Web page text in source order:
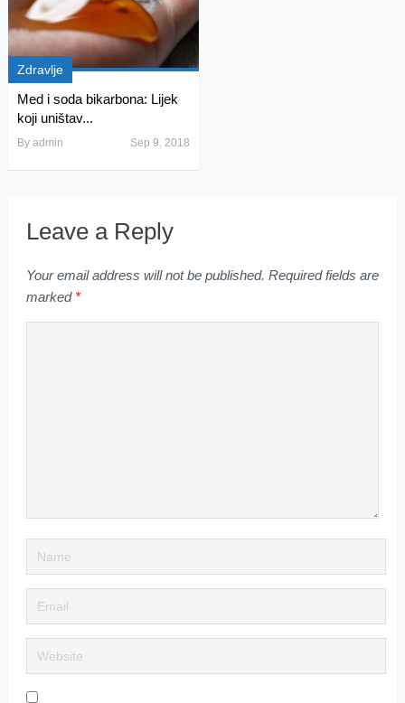
Zdravlje
Med i soda bikarbona: Lijek
koji uništav...
By admin Sep 9, 2018
Leave a Reply
Your email address will not be published. Required fields are
marked *